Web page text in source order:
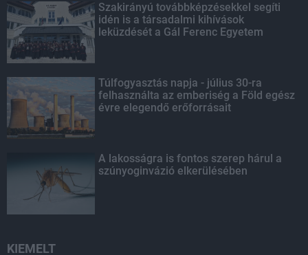
Szakirányú továbbképzésekkel segíti
idén is a társadalmi kihívások
leküzdését a Gál Ferenc Egyetem
Túlfogyasztás napja - július 30-ra
felhasználta az emberiség a Föld egész
évre elegendő erőforrásait
A lakosságra is fontos szerep hárul a
szúnyoginvázió elkerülésében
KIEMELT